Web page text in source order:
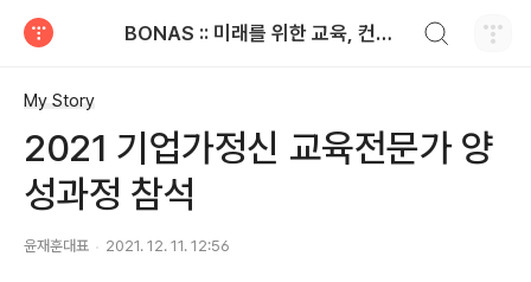
BONAS :: 미래를 위한 교육, 컨설팅 전문 기업
My Story
2021 기업가정신 교육전문가 양
성과정 참석
윤재훈대표 2021. 12. 11. 12:56